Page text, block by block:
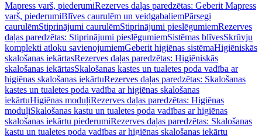
Mapress varš, piederumiRezerves daļas paredzētas: Geberit Mapress
varš, piederumiBlīves caurulēm un veidgabaliemPārsegi
caurulēmStiprinājumi caurulēmStiprinājumi pieslēgumiemRezerves
daļas paredzētas: Stiprinājumi pieslēgumiemSistēmas blīvesSkrūvju
komplekti atloku savienojumiemGeberit higiēnas sistēmaHigiēniskās
skalošanas iekārtasRezerves daļas paredzētas: Higiēniskās
skalošanas iekārtasSkalošanas kastes un tualetes poda vadība ar
higiēnas skalošanas iekārtuRezerves daļas paredzētas: Skalošanas
kastes un tualetes poda vadība ar higiēnas skalošanas
iekārtuHigiēnas moduļiRezerves daļas paredzētas: Higiēnas
moduļiSkalošanas kastu un tualetes poda vadības ar higiēnas
skalošanas iekārtu piederumiRezerves daļas paredzētas: Skalošanas
kastu un tualetes poda vadības ar higiēnas skalošanas iekārtu